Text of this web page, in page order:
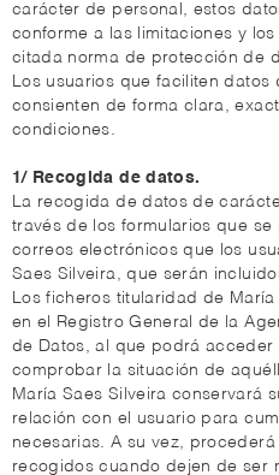
carácter de personal, estos
conforme a las limitaciones y
citada norma de protección de
Los usuarios que faciliten datos
consienten de forma clara,
condiciones.
1/ Recogida de datos.
La recogida de datos de
través de los formularios que
correos electrónicos que los
Saes Silveira, que serán
Los ficheros titularidad de
en el Registro General de la
de Datos, al que podrá acceder
comprobar la situación de
María Saes Silveira conservará
relación con el usuario para
necesarias. A su vez,
recogidos cuando dejen de ser